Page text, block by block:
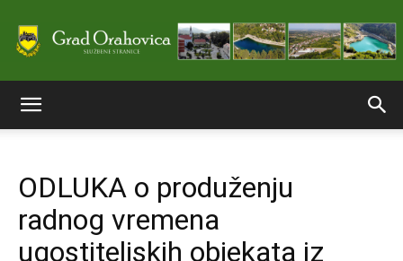
stranice
ODLUKA o produženju
radnog vremena
ugostiteljskih objekata iz